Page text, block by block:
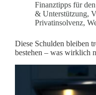
Finanztipps für
& Unterstützung,
Privatinsolvenz,
Diese Schulden bleiben
bestehen – was wirklich